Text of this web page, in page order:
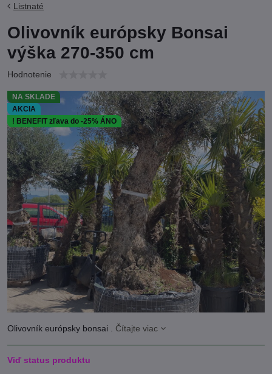
NA SKLADE
AKCIA
! BENEFIT zľava do -25% ÁNO
Listnaté
Olivovník európsky Bonsai
výška 270-350 cm
Hodnotenie
Olivovník európsky bonsai . Čítajte viac
Viď status produktu